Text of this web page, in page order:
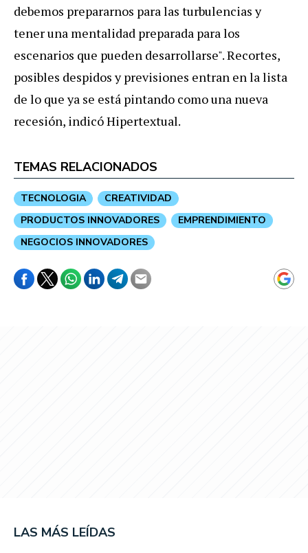
debemos prepararnos para las turbulencias y
tener una mentalidad preparada para los
escenarios que pueden desarrollarse". Recortes,
posibles despidos y previsiones entran en la lista
de lo que ya se está pintando como una nueva
recesión, indicó Hipertextual.
TEMAS RELACIONADOS
TECNOLOGIA
CREATIVIDAD
PRODUCTOS INNOVADORES
EMPRENDIMIENTO
NEGOCIOS INNOVADORES
LAS MÁS LEÍDAS